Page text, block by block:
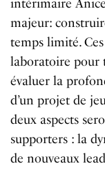
intérimaire
majeur:
temps limité.
laboratoire pour
évaluer la
d’un projet de
deux aspects
supporters : la
de nouveaux